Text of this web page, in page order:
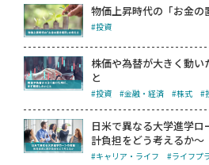
物価上昇時代の「お金の
#投資
株価や為替が大きく動い
と
#投資 #金融・経済 #株式 #
日米で異なる大学進学
計負担をどう考えるか～
#キャリア・ライフ #ライフプ